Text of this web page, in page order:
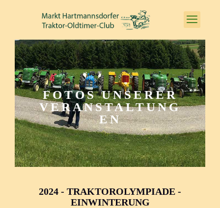
FOTOS UNSERER
VERANSTALTUNG
EN
2024 - TRAKTOROLYMPIADE -
EINWINTERUNG